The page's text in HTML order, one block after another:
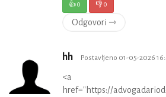
👍0 👎0
Odgovori ⇾
hh Postavljeno 01-05-2026
<a
href="https://